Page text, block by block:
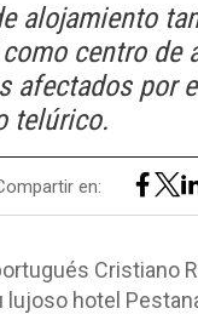
alojamiento
centro de
afectados por
telúrico.
en:
Cristiano
lujoso hotel